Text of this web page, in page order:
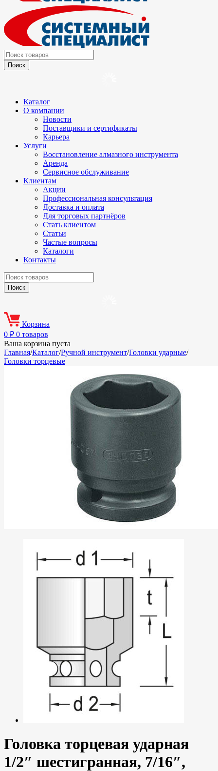
Каталог
О компании
Новости
Поставщики и сертификаты
Карьера
Услуги
Восстановление алмазного инструмента
Аренда
Сервисное обслуживание
Клиентам
Акции
Профессиональная консультация
Доставка и оплата
Для торговых партнёров
Стать клиентом
Статьи
Частые вопросы
Каталоги
Контакты
Корзина
0 ₽ 0 товаров
Ваша корзина пуста
Главная/Каталог/Ручной инструмент/Головки ударные/
Головки торцевые
Головка торцевая ударная
1/2″ шестигранная, 7/16″,